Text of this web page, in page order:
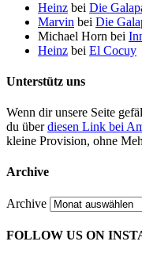
Heinz bei Die
Marvin bei Die
Michael Horn bei
Heinz bei El Cocuy
Unterstütz uns
Wenn dir unsere Seite
du überdiesen Link bei
kleine Provision, ohne
Archive
Archive
FOLLOW US ON